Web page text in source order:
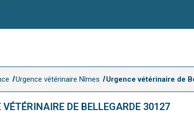
Urgence vétérinaire Nîmes Urgence vétérinaire de
VÉTÉRINAIRE DE BELLEGARDE 30127